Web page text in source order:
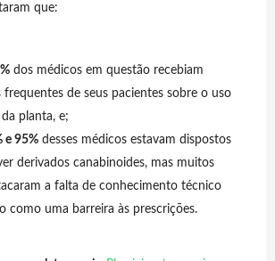
que:
dos médicos em questão recebiam
frequentes de seus pacientes sobre o uso
planta, e;
e 95% desses médicos estavam dispostos
derivados canabinoides, mas muitos
a falta de conhecimento técnico
como uma barreira às prescrições.